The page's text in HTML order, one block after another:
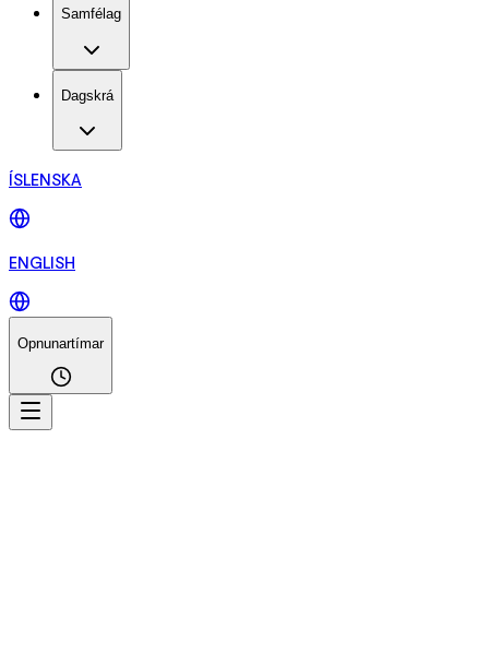
Samfélag
Dagskrá
ÍSLENSKA
ENGLISH
Opnunartímar